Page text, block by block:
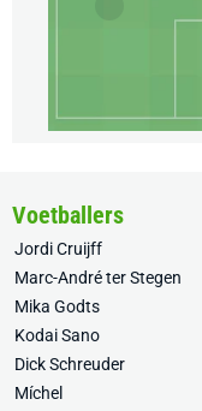
Voetballers
Jordi Cruijff
Marc-André ter Stegen
Mika Godts
Kodai Sano
Dick Schreuder
Míchel